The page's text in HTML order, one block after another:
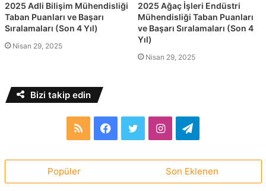
2025 Adli Bilişim Mühendisliği
Taban Puanları ve Başarı
Sıralamaları (Son 4 Yıl)
Nisan 29, 2025
2025 Ağaç İşleri Endüstri
Mühendisliği Taban Puanları
ve Başarı Sıralamaları (Son 4
Yıl)
Nisan 29, 2025
Bizi takip edin
RSS Facebook
TwitterInstagramTelegram
Popüler Son Eklenen